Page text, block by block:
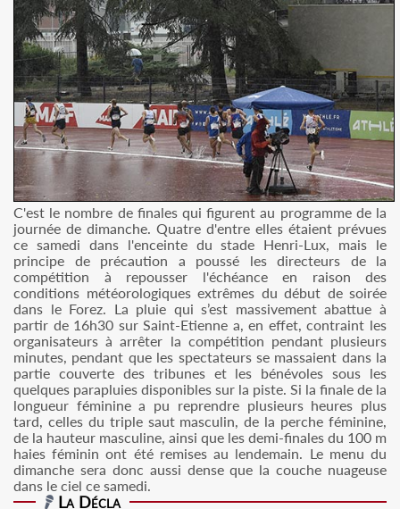
C'est le nombre de finales qui figurent au programme de la
journée de dimanche. Quatre d'entre elles étaient prévues
ce samedi dans l'enceinte du stade Henri-Lux, mais le
principe de précaution a poussé les directeurs de la
compétition à repousser l'échéance en raison des
conditions météorologiques extrêmes du début de soirée
dans le Forez. La pluie qui s’est massivement abattue à
partir de 16h30 sur Saint-Etienne a, en effet, contraint les
organisateurs à arrêter la compétition pendant plusieurs
minutes, pendant que les spectateurs se massaient dans la
partie couverte des tribunes et les bénévoles sous les
quelques parapluies disponibles sur la piste. Si la finale de la
longueur féminine a pu reprendre plusieurs heures plus
tard, celles du triple saut masculin, de la perche féminine,
de la hauteur masculine, ainsi que les demi-finales du 100 m
haies féminin ont été remises au lendemain. Le menu du
dimanche sera donc aussi dense que la couche nuageuse
dans le ciel ce samedi.
La Décla